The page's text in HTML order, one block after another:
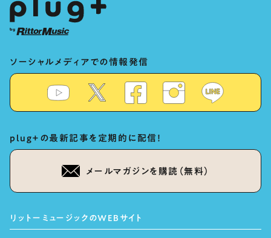
ソーシャルメディアでの情報発信
plug+の最新記事を定期的に配信！
メールマガジンを購読（無料）
リットーミュージックのWEBサイト